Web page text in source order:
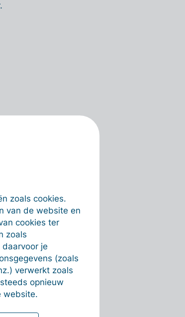
zoals cookies.
van de website en
cookies ter
zoals
je
(zoals
verwerkt zoals
opnieuw
website.